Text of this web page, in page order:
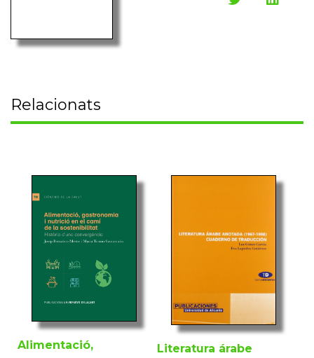
Relacionats
Alimentació, Literatura árabe